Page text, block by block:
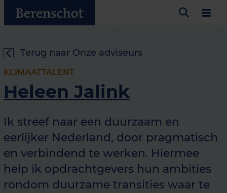
Terug naar Onze adviseurs
KLIMAATTALENT
Heleen Jalink
Ik streef naar een duurzaam en
eerlijker Nederland, door pragmatisch
en verbindend te werken. Hiermee
help ik opdrachtgevers hun ambities
rondom duurzame transities waar te